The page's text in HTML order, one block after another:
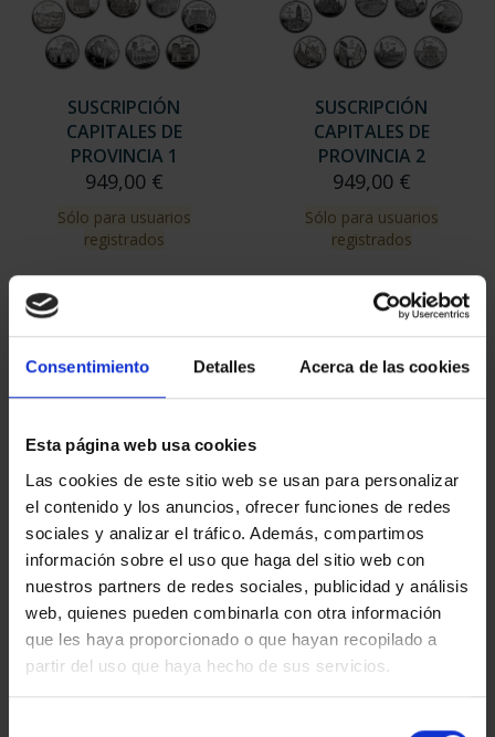
Consentimiento Detalles Acerca de las cookies
Esta página web usa cookies
Las cookies de este sitio web se usan para personalizar
el contenido y los anuncios, ofrecer funciones de redes
sociales y analizar el tráfico. Además, compartimos
información sobre el uso que haga del sitio web con
nuestros partners de redes sociales, publicidad y análisis
web, quienes pueden combinarla con otra información
que les haya proporcionado o que hayan recopilado a
partir del uso que haya hecho de sus servicios.
SUSCRIPCIÓN
CAPITALES DE
PROVINCIA 1
949,00 €
Sólo para usuarios
registrados
SUSCRIPCIÓN
CAPITALES DE
PROVINCIA 2
949,00 €
Sólo para usuarios
registrados
SUSCRIPCIÓN
CAPITALES DE
PROVINCIA 3
949,00 €
Sólo para usuarios
registrados
SUSCRIPCIÓN
CAPITALES DE
PROVINCIA 4
949,00 €
registrados